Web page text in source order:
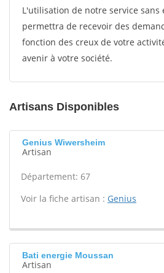
L'utilisation de notre service sans
permettra de recevoir des
fonction des creux de votre
avenir à votre société.
Artisans Disponibles
Genius Wiwersheim
Artisan
Département: 67
Voir la fiche artisan : Genius
Bati energie Moussan
Artisan